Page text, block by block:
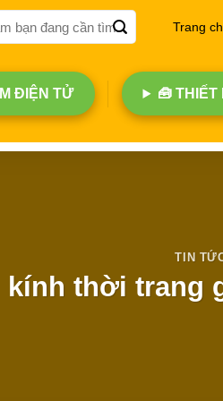
Trang
ĐIỆN TỬ 🧰 THIẾT
TIN
kính thời trang